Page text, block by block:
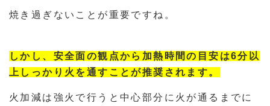
焼き過ぎないことが重要ですね。
しかし、安全面の観点から加熱時間の目安は6分以
上しっかり火を通すことが推奨されます。
火加減は強火で行うと中心部分に火が通るまでに